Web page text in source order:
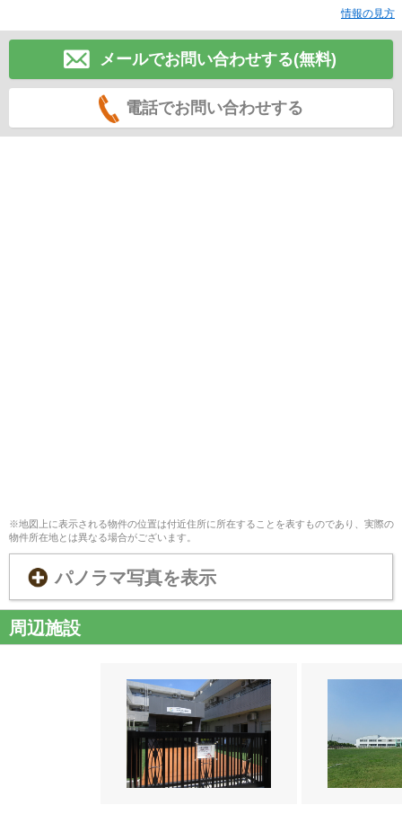
情報の見方
メールでお問い合わせする(無料)
電話でお問い合わせする
※地図上に表示される物件の位置は付近住所に所在することを表すものであり、実際の
物件所在地とは異なる場合がございます。
パノラマ写真を表示
周辺施設